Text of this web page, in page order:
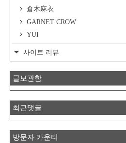
倉木麻衣
GARNET CROW
YUI
사이트 리뷰
글보관함
최근댓글
방문자 카운터